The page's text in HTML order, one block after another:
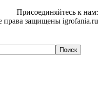
Присоединяйтесь к нам:
права защищены igrofania.ru